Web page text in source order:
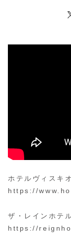
ホテルヴィスキ
https://
ザ・レインホテ
https://